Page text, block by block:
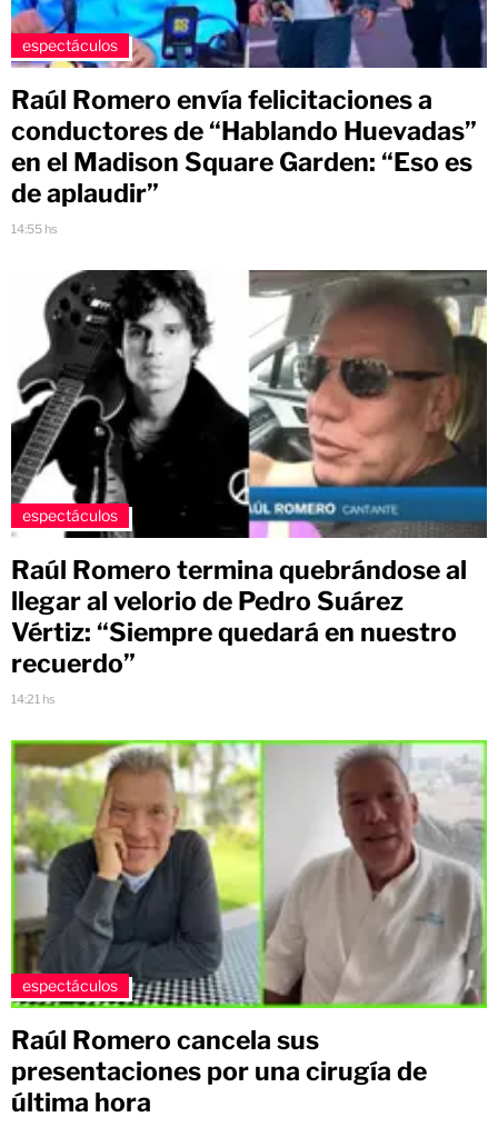
espectáculos
Raúl Romero envía felicitaciones a
conductores de “Hablando Huevadas”
en el Madison Square Garden: “Eso es
de aplaudir”
14:55 hs
espectáculos
Raúl Romero termina quebrándose al
llegar al velorio de Pedro Suárez
Vértiz: “Siempre quedará en nuestro
recuerdo”
14:21 hs
espectáculos
Raúl Romero cancela sus
presentaciones por una cirugía de
última hora